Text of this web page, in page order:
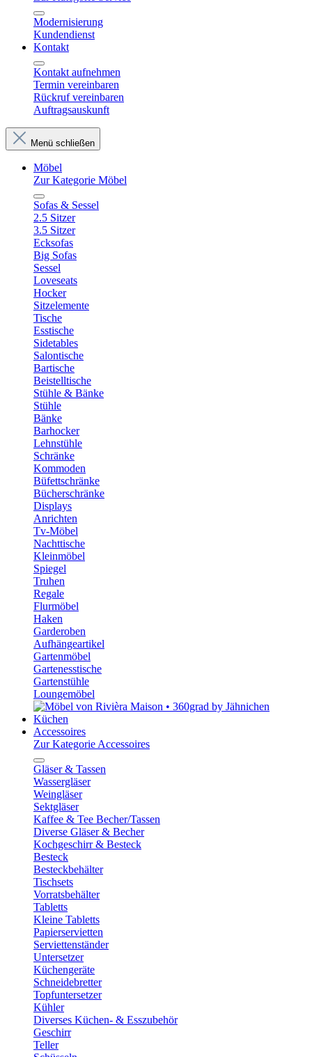
Modernisierung
Kundendienst
Kontakt
Kontakt aufnehmen
Termin vereinbaren
Rückruf vereinbaren
Auftragsauskunft
Menü schließen
Möbel
Zur Kategorie Möbel
Sofas & Sessel
2.5 Sitzer
3.5 Sitzer
Ecksofas
Big Sofas
Sessel
Loveseats
Hocker
Sitzelemente
Tische
Esstische
Sidetables
Salontische
Bartische
Beistelltische
Stühle & Bänke
Stühle
Bänke
Barhocker
Lehnstühle
Schränke
Kommoden
Büfettschränke
Bücherschränke
Displays
Anrichten
Tv-Möbel
Nachttische
Kleinmöbel
Spiegel
Truhen
Regale
Flurmöbel
Haken
Garderoben
Aufhängeartikel
Gartenmöbel
Gartenesstische
Gartenstühle
Loungemöbel
Küchen
Accessoires
Zur Kategorie Accessoires
Gläser & Tassen
Wassergläser
Weingläser
Sektgläser
Kaffee & Tee Becher/Tassen
Diverse Gläser & Becher
Kochgeschirr & Besteck
Besteck
Besteckbehälter
Tischsets
Vorratsbehälter
Tabletts
Kleine Tabletts
Papierservietten
Serviettenständer
Untersetzer
Küchengeräte
Schneidebretter
Topfuntersetzer
Kühler
Diverses Küchen- & Esszubehör
Geschirr
Teller